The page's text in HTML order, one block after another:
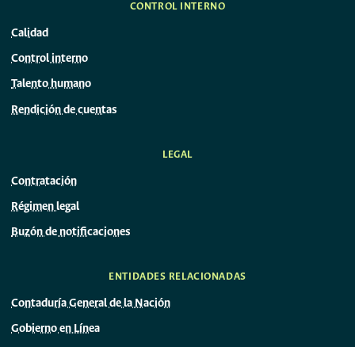
CONTROL INTERNO
Calidad
Control interno
Talento humano
Rendición de cuentas
LEGAL
Contratación
Régimen legal
Buzón de notificaciones
ENTIDADES RELACIONADAS
Contaduría General de la Nación
Gobierno en Línea